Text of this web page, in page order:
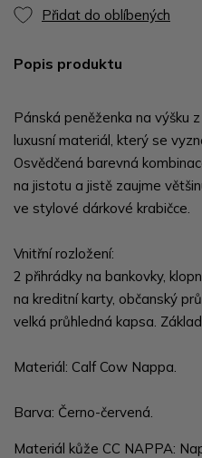
Přidat do oblíbených
Popis produktu
Pánská peněženka na výšku
luxusní materiál, který se
Osvědčená barevná
na jistotu a jistě zaujme
ve stylové dárkové krabičce.
Vnitřní rozložení:
2 přihrádky na bankovky,
na kreditní karty, občanský
velká průhledná kapsa.
Materiál: Calf Cow Nappa.
Barva: Černo-červená.
Materiál kůže CC NAPPA: